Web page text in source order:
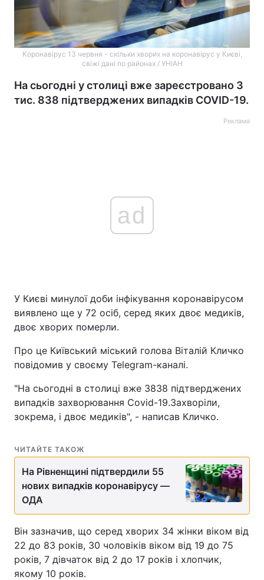
Коронавірус 13 червня - скільки хворих на коронавірус у Києві,
свіжі дані по районах / УНІАН
На сьогодні у столиці вже зареєстровано 3
тис. 838 підтверджених випадків COVID-19.
Реклама
ad
У Києві минулої доби інфікування коронавірусом
виявлено ще у 72 осіб, серед яких двоє медиків,
двоє хворих померли.
Про це Київський міський голова Віталій Кличко
повідомив у своєму Telegram-каналі.
"На сьогодні в столиці вже 3838 підтверджених
випадків захворювання Covid-19.3ахворіли,
зокрема, і двоє медиків", - написав Кличко.
ЧИТАЙТЕ ТАКОЖ
На Рівненщині підтвердили 55
нових випадків коронавірусу —
ОДА
Він зазначив, що серед хворих 34 жінки віком від
22 до 83 років, 30 чоловіків віком від 19 до 75
років, 7 дівчаток від 2 до 17 років і хлопчик,
якому 10 років.